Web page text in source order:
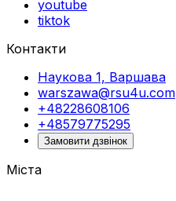
youtube
tiktok
Контакти
Наукова 1, Варшава
warszawa@rsu4u.com
+48228608106
+48579775295
Замовити дзвінок
Міста